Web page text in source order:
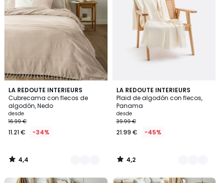
€
34%
descuento
LA REDOUTE INTERIEURS
Cubrecama con flecos de
algodón, Nedo
desde
16.99 €
11.21 € -34%
4,4
/ 5
12
Colores
4,4
/
LA REDOUTE INTERIEURS
Plaid de algodón con flecos,
Panama
desde
39.99 €
21.99 € -45%
4,2
/ 5
5
Colores
4,2
/